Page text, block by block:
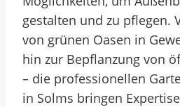
gestalten und zu pflegen.
von grünen Oasen in
hin zur Bepflanzung von
– die professionellen
in Solms bringen